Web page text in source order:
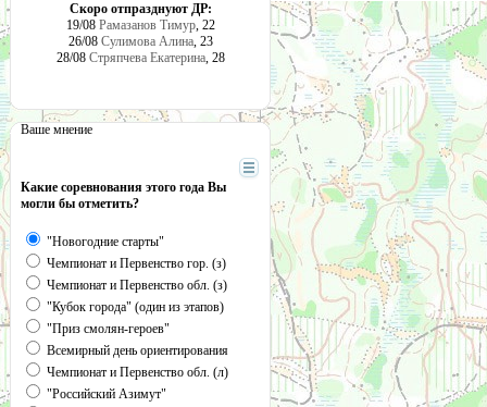
Скоро отпразднуют ДР:
19/08 Рамазанов Тимур, 22
26/08 Сулимова Алина, 23
28/08 Стряпчева Екатерина, 28
Ваше мнение
Какие соревнования этого года Вы
могли бы отметить?
"Новогодние старты"
Чемпионат и Первенство гор. (з)
Чемпионат и Первенство обл. (з)
"Кубок города" (один из этапов)
"Приз смолян-героев"
Всемирный день ориентирования
Чемпионат и Первенство обл. (л)
"Российский Азимут"